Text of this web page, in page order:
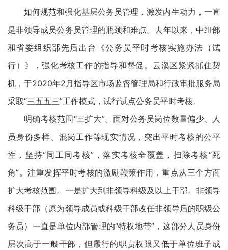
如何规范和强化基层公务员管理，激发内生动力，一直
是非领导成员公务员管理的瓶颈和难点。去年以来，中组部
和省委组织部先后出台《公务员平时考核实施办法（试
行）》，强化考核工作的指导和督促。云溪区紧紧抓住契
机，于2020年2月指导区市场监督管理局和行政审批服务局
采取“三五五三”工作模式，试行试点公务员平时考核。
明确考核范围“三扩大”。面对公务员岗位数量偏少、人
员身份多样、混岗工作等现实情况，突出平时考核的公平
性，坚持“同工同考核”，落实考核全覆盖，扫除考核“死
角”。注重发挥平时考核的激励鞭策作用，重点从三个方面
扩大考核范围。一是扩大到非领导科级及以上干部。非领导
科级干部（原为领导成员或科级干部改任非领导后的职级公
务员）一直是单位内部管理的“特权地带”，这部分人员身份
层次高于一般干部，但履行的职责权限又低于单位班子成